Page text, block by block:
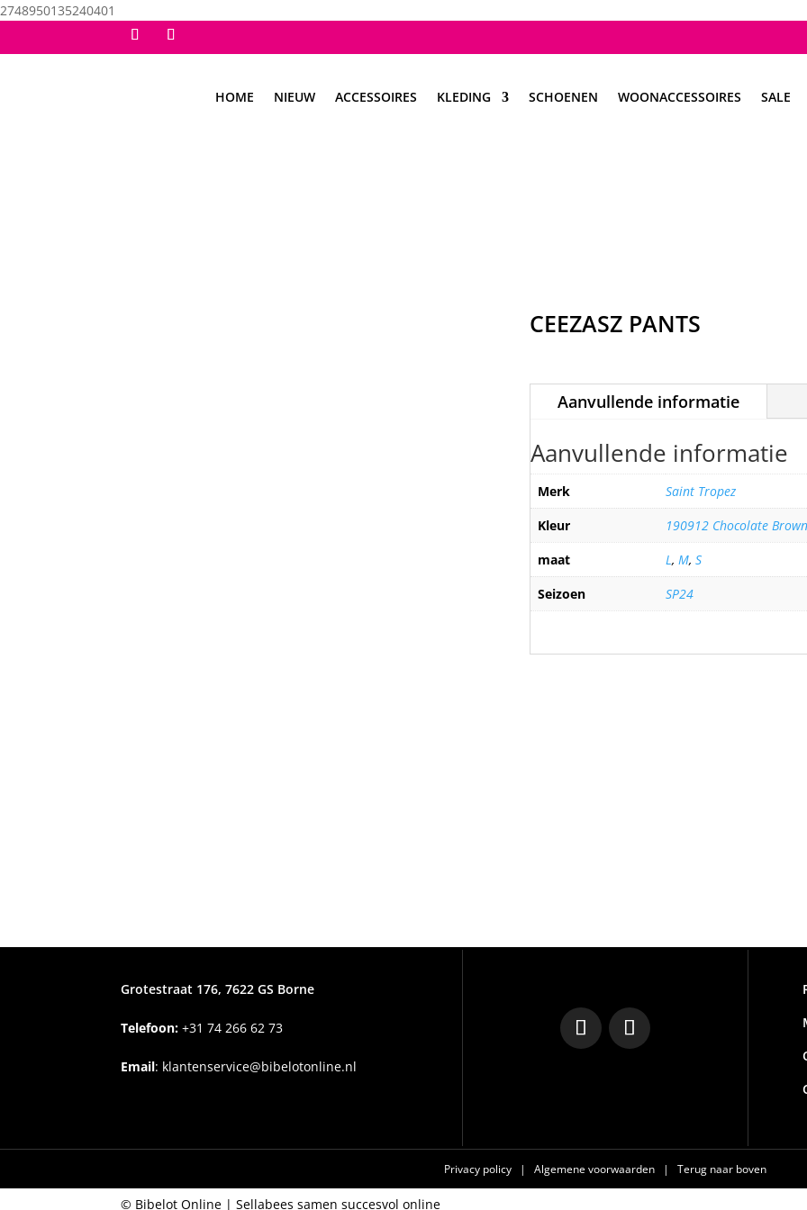
2748950135240401
HOME NIEUW ACCESSOIRES KLEDING SCHOENEN WOONACCESSOIRES SALE
CEEZASZ PANTS
Aanvullende informatie
Aanvullende informatie
Merk
Saint Tropez
Kleur
190912 Chocolate
maat
L,M,S
Seizoen
SP24
Grotestraat 176, 7622 GS Borne
Telefoon: +3174 266 62 73
Email: klantenservice@bibelotonline.nl
Privacy policy | Algemene voorwaarden | Terug naar boven
© Bibelot Online |Sellabees samen succesvol online